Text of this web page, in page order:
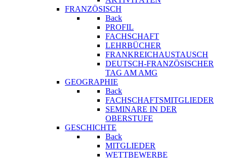
FRANZÖSISCH
Back
PROFIL
FACHSCHAFT
LEHRBÜCHER
FRANKREICHAUSTAUSCH
DEUTSCH-FRANZÖSISCHER
TAG AM AMG
GEOGRAPHIE
Back
FACHSCHAFTSMITGLIEDER
SEMINARE IN DER
OBERSTUFE
GESCHICHTE
Back
MITGLIEDER
WETTBEWERBE